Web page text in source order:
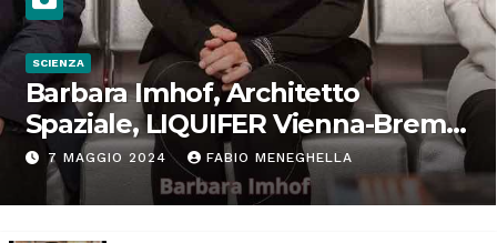
SCIENZA
Barbara Imhof, Architetto
Spaziale, LIQUIFER Vienna-Brema:
“Progettiamo habitat per lo
Spazio”
7 MAGGIO 2024 FABIO MENEGHELLA